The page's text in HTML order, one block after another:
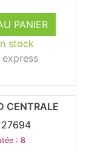
PANIER
stock
CENTRALE
: 8